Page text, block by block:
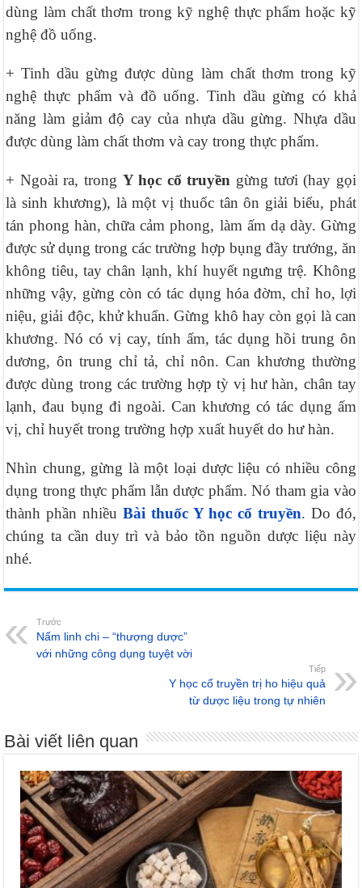
dùng làm chất thơm trong kỹ nghệ thực phẩm hoặc kỹ
nghệ đồ uống.
+ Tinh dầu gừng được dùng làm chất thơm trong kỹ
nghệ thực phẩm và đồ uống. Tinh dầu gừng có khả
năng làm giảm độ cay của nhựa dầu gừng. Nhựa dầu
được dùng làm chất thơm và cay trong thực phẩm.
+ Ngoài ra, trong Y học cổ truyền gừng tươi (hay gọi
là sinh khương), là một vị thuốc tân ôn giải biểu, phát
tán phong hàn, chữa cảm phong, làm ấm dạ dày. Gừng
được sử dụng trong các trường hợp bụng đầy trướng, ăn
không tiêu, tay chân lạnh, khí huyết ngưng trệ. Không
những vậy, gừng còn có tác dụng hóa đờm, chỉ ho, lợi
niệu, giải độc, khử khuẩn. Gừng khô hay còn gọi là can
khương. Nó có vị cay, tính ấm, tác dụng hồi trung ôn
dương, ôn trung chỉ tả, chỉ nôn. Can khương thường
được dùng trong các trường hợp tỳ vị hư hàn, chân tay
lạnh, đau bụng đi ngoài. Can khương có tác dụng ấm
vị, chỉ huyết trong trường hợp xuất huyết do hư hàn.
Nhìn chung, gừng là một loại dược liệu có nhiều công
dụng trong thực phẩm lẫn dược phẩm. Nó tham gia vào
thành phần nhiều Bài thuốc Y học cổ truyền. Do đó,
chúng ta cần duy trì và bảo tồn nguồn dược liệu này
nhé.
Trước
Nấm linh chi – “thượng dược”
với những công dụng tuyệt vời
Tiếp
Y học cổ truyền trị ho hiệu quả
từ dược liệu trong tự nhiên
Bài viết liên quan